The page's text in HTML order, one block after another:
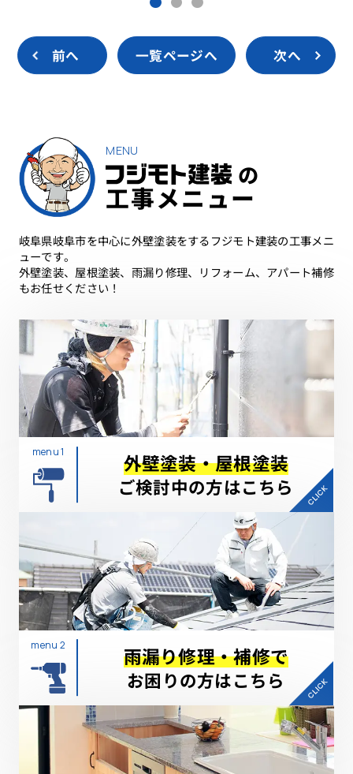
前へ 一覧ページへ 次へ
MENU
の
工事メニュー
岐阜県岐阜市を中心に外壁塗装をするフジモト建装の工事メニ
ューです。
外壁塗装、屋根塗装、雨漏り修理、リフォーム、アパート補修
もお任せください！
menu 1 外壁塗装・屋根塗装
ご検討中の方はこちら
menu 2 雨漏り修理・補修で
お困りの方はこちら